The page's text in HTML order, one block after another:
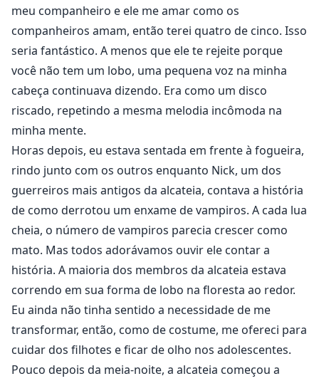
meu companheiro e ele me amar como os
companheiros amam, então terei quatro de cinco. Isso
seria fantástico. A menos que ele te rejeite porque
você não tem um lobo, uma pequena voz na minha
cabeça continuava dizendo. Era como um disco
riscado, repetindo a mesma melodia incômoda na
minha mente.
Horas depois, eu estava sentada em frente à fogueira,
rindo junto com os outros enquanto Nick, um dos
guerreiros mais antigos da alcateia, contava a história
de como derrotou um enxame de vampiros. A cada lua
cheia, o número de vampiros parecia crescer como
mato. Mas todos adorávamos ouvir ele contar a
história. A maioria dos membros da alcateia estava
correndo em sua forma de lobo na floresta ao redor.
Eu ainda não tinha sentido a necessidade de me
transformar, então, como de costume, me ofereci para
cuidar dos filhotes e ficar de olho nos adolescentes.
Pouco depois da meia-noite, a alcateia começou a